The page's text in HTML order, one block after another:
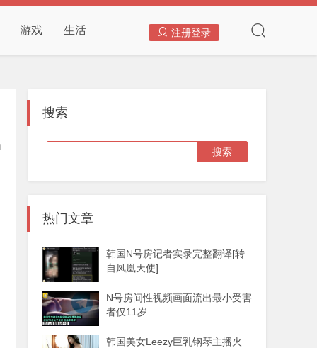
游戏 生活 注册登录
搜索
热门文章
韩国N号房记者实录完整翻译[转
自凤凰天使]
N号房间性视频画面流出最小受害
者仅11岁
韩国美女Leezy巨乳钢琴主播火